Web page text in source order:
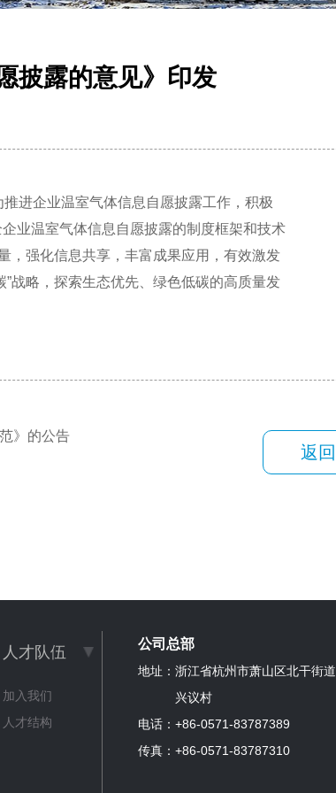
披露的意见》印发
进企业温室气体信息自愿披露工作，积极
业温室气体信息自愿披露的制度框架和技术
，强化信息共享，丰富成果应用，有效激发
战略，探索生态优先、绿色低碳的高质量发
》的公告
返回
人才队伍
加入我们
人才结构
公司总部
地址： 浙江省杭州市萧山区北干街道
兴议村
电话： +86-0571-83787389
传真： +86-0571-83787310